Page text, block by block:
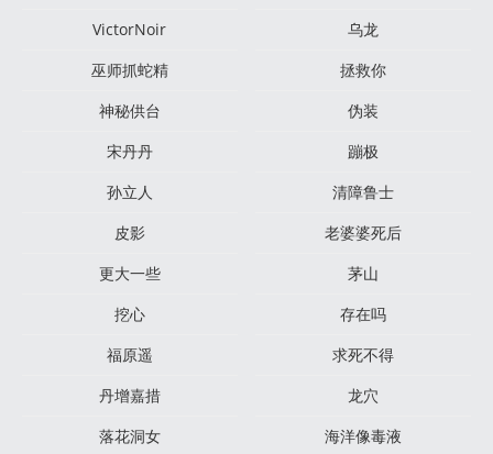
VictorNoir
乌龙
巫师抓蛇精
拯救你
神秘供台
伪装
宋丹丹
蹦极
孙立人
清障鲁士
皮影
老婆婆死后
更大一些
茅山
挖心
存在吗
福原遥
求死不得
丹增嘉措
龙穴
落花洞女
海洋像毒液